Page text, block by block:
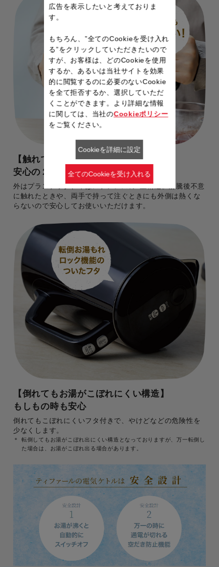
【触れても熱くない】
安心の２重構造
外はプラスチック、中はステンレスの2重構造。沸騰後不意
に触れたときや、両手で持って注ぐときにも外側は熱くな
らないので安心してお使いいただけます。
【倒れてもお湯がこぼれにくい構造】
もしもの時も安心
倒れてもこぼれにくいフタ付きで、やけどなどの危険性を
少なくします。
転倒してもお湯がこぼれ出にくい構造となっておりますが、万一転倒し
た場合は、お湯がこぼれ出る場合があります。
広告を表示したいと考えておりま
す。
もちろん、”全てのCookieを受け入れ
る”をクリックしていただきたいので
すが、お客様は、どのCookieを使用
するか、あるいは当社サイトを効果
的に閲覧するのに必要のないCookie
を全て拒否するか、選択していただ
くことができます。より詳細な情報
に関しては、当社のCookieポリシー
をご覧ください。
Cookieを詳細に設定
全てのCookieを受け入れる